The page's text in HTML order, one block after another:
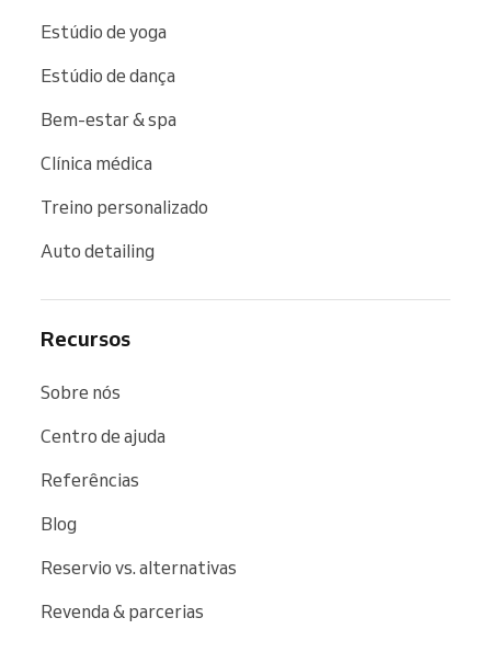
Estúdio de yoga
Estúdio de dança
Bem-estar & spa
Clínica médica
Treino personalizado
Auto detailing
Recursos
Sobre nós
Centro de ajuda
Referências
Blog
Reservio vs. alternativas
Revenda & parcerias